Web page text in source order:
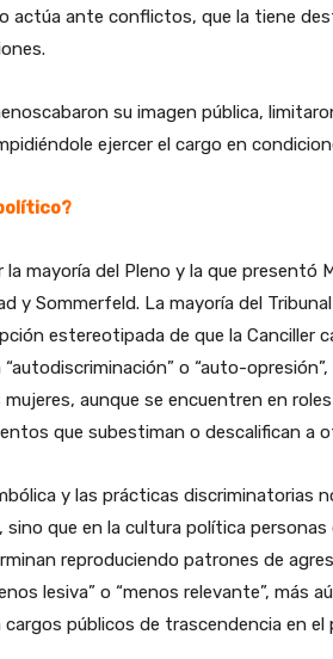
actúa ante conflictos, que la tiene
su imagen pública,
ejercer el cargo en
mayoría del Pleno y la que presentó
y Sommerfeld. La mayoría del
estereotipada de que la Canciller
o “auto-
aunque se encuentren en
que subestiman o descalifican a
y las prácticas discriminatorias
que en la cultura política personas
reproduciendo patrones de
lesiva” o “menos relevante”, más
públicos de trascendencia en el